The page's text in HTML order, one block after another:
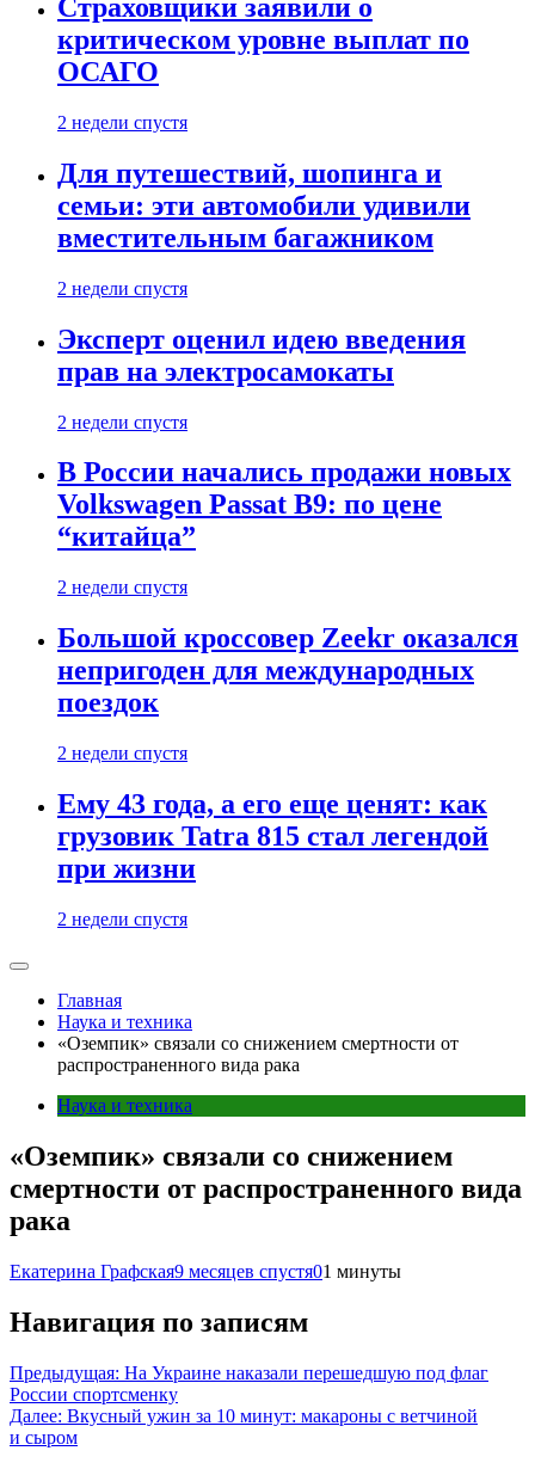
Страховщики заявили о
критическом уровне выплат по
ОСАГО
2 недели спустя
Для путешествий, шопинга и
семьи: эти автомобили удивили
вместительным багажником
2 недели спустя
Эксперт оценил идею введения
прав на электросамокаты
2 недели спустя
В России начались продажи новых
Volkswagen Passat B9: по цене
“китайца”
2 недели спустя
Большой кроссовер Zeekr оказался
непригоден для международных
поездок
2 недели спустя
Ему 43 года, а его еще ценят: как
грузовик Tatra 815 стал легендой
при жизни
2 недели спустя
Главная
Наука и техника
«Оземпик» связали со снижением смертности от
распространенного вида рака
Наука и техника
«Оземпик» связали со снижением
смертности от распространенного вида
рака
Екатерина Графская9 месяцев спустя01 минуты
Навигация по записям
Предыдущая: На Украине наказали перешедшую под флаг
России спортсменку
Далее: Вкусный ужин за 10 минут: макароны с ветчиной
и сыром